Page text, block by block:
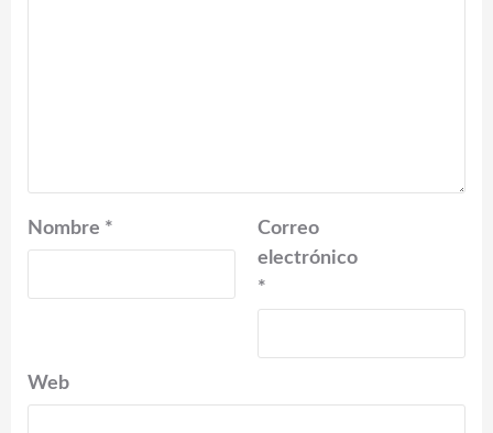
Nombre *
Correo
electrónico
*
Web